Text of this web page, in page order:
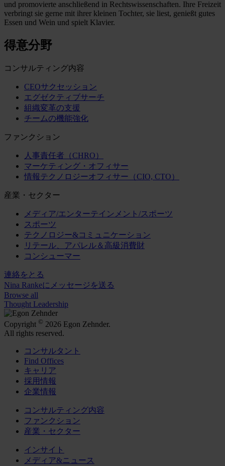
und promovierte anschließend in Rechtswissenschaften. Ihre Freizeit
verbringt sie gerne mit ihrer kleinen Tochter, sie liest, genießt gutes
Essen und Wein und spielt Klavier.
得意分野
コンサルティング内容
CEOサクセッション
エグゼクティブサーチ
組織変革の支援
チームの機能強化
ファンクション
人事責任者（CHRO）
マーケティング・オフィサー
情報テクノロジーオフィサー（CIO, CTO）
産業・セクター
メディア/エンターテインメント/スポーツ
スポーツ
テクノロジー&コミュニケーション
リテール、アパレル＆高級消費財
コンシューマー
連絡をとる
Nina Rankeにメッセージを送る
Browse all
Thought Leadership
Copyright © 2026 Egon Zehnder.
All rights reserved.
コンサルタント
Find Offices
キャリア
採用情報
企業情報
コンサルティング内容
ファンクション
産業・セクター
インサイト
メディア&ニュース